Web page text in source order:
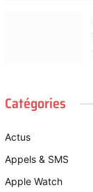
Catégories
Actus
Appels & SMS
Apple Watch